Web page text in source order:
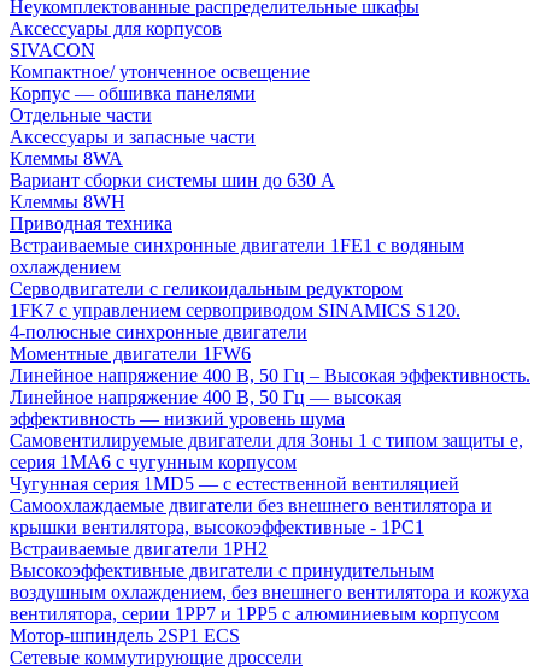
Неукомплектованные распределительные шкафы
Аксессуары для корпусов
SIVACON
Компактное/ утонченное освещение
Корпус — обшивка панелями
Отдельные части
Аксессуары и запасные части
Клеммы 8WA
Вариант сборки системы шин до 630 A
Клеммы 8WH
Приводная техника
Встраиваемые синхронные двигатели 1FE1 с водяным
охлаждением
Серводвигатели с геликоидальным редуктором
1FK7 с управлением сервоприводом SINAMICS S120.
4-полюсные синхронные двигатели
Моментные двигатели 1FW6
Линейное напряжение 400 В, 50 Гц – Высокая эффективность.
Линейное напряжение 400 В, 50 Гц — высокая
эффективность — низкий уровень шума
Самовентилируемые двигатели для Зоны 1 с типом защиты e,
серия 1MA6 с чугунным корпусом
Чугунная серия 1MD5 — с естественной вентиляцией
Самоохлаждаемые двигатели без внешнего вентилятора и
крышки вентилятора, высокоэффективные - 1PC1
Встраиваемые двигатели 1PH2
Высокоэффективные двигатели с принудительным
воздушным охлаждением, без внешнего вентилятора и кожуха
вентилятора, серии 1PP7 и 1PP5 с алюминиевым корпусом
Мотор-шпиндель 2SP1 ECS
Сетевые коммутирующие дроссели